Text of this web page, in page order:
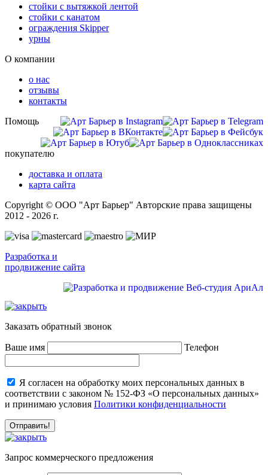
стойки с вытяжкой лентой
стойки с канатом
ограждения Skipper
урны
О компании
о нас
отзывы
контакты
Помощь
покупателю
доставка и оплата
карта сайта
Copyright © ООО "Арт Барьер" Авторские права защищены
2012 - 2026 г.
Разработка и
продвижение сайта
Заказать обратный звонок
Ваше имя Телефон
Я согласен на обработку моих персональных данных в
соответствии с законом № 152-ФЗ «О персональных данных»
и принимаю условия Политики конфиденциальности
Запрос коммерческого предложения